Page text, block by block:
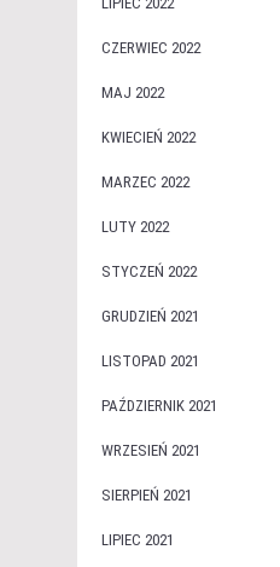
CZERWIEC 2022
MAJ 2022
KWIECIEŃ 2022
MARZEC 2022
LUTY 2022
STYCZEŃ 2022
GRUDZIEŃ 2021
LISTOPAD 2021
PAŹDZIERNIK 2021
WRZESIEŃ 2021
SIERPIEŃ 2021
LIPIEC 2021